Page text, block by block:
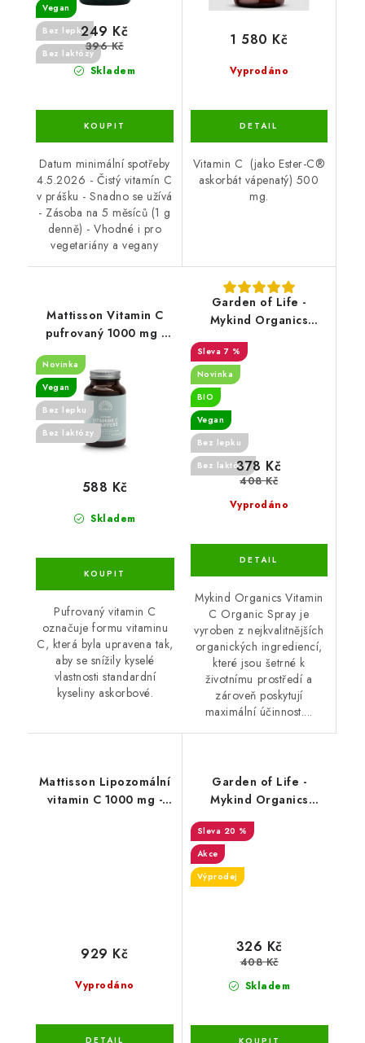
Vegan
Bez lepku
Bez laktózy
Skladem
249 Kč
396 Kč
Datum minimální spotřeby
4.5.2026 - Čistý vitamín C
v prášku - Snadno se užívá
- Zásoba na 5 měsíců (1 g
denně) - Vhodné i pro
vegetariány a vegany
Vyprodáno
1 580 Kč
Vitamin C (jako Ester-C®
askorbát vápenatý) 500
mg.
Mattisson Vitamin C
pufrovaný 1000 mg -
tablet
Novinka
Vegan
Bez lepku
Bez laktózy
Skladem
588 Kč
Pufrovaný vitamin C
označuje formu vitaminu
C, která byla upravena tak,
aby se snížily kyselé
vlastnosti standardní
kyseliny askorbové.
Garden of Life -
Mykind Organics
Spray, Cherry-
Tangerine - 58 ml
7 %
Novinka
BIO
Vegan
Bez lepku
Bez laktózy
Vyprodáno
378 Kč
408 Kč
Mykind Organics Vitamin
C Organic Spray je
vyroben z nejkvalitnějších
organických ingrediencí,
které jsou šetrné k
životnímu⁤ prostředí a
zároveň poskytují
maximální účinnost....
Mattisson Lipozomální
vitamin C 1000 mg -
Vyprodáno
929 Kč
Garden of Life -
Mykind Organics
Vitamin C Organic
Spray, Cherry-
Tangerine - 58 ml-DMS-
10/26
20 %
Akce
Výprodej
Skladem
326 Kč
408 Kč